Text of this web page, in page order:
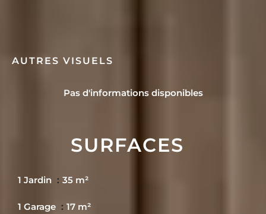
AUTRES VISUELS
Pas d'informations disponibles
SURFACES
1 Jardin 35 m²
1 Garage 17 m²